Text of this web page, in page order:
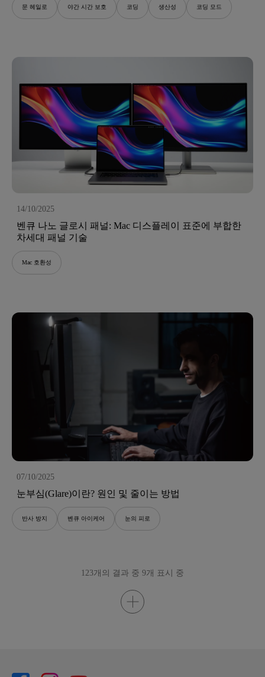
문 헤일로 야간 시간 보호 코딩 생산성 코딩 모드
14/10/2025
벤큐 나노 글로시 패널: Mac 디스플레이 표준에 부합한
차세대 패널 기술
Mac 호환성
07/10/2025
눈부심(Glare)이란? 원인 및 줄이는 방법
반사 방지 벤큐 아이케어 눈의 피로
123개의 결과 중 9개 표시 중